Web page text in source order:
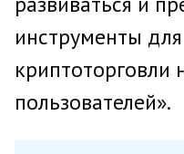
инструменты
криптоторговли
пользователей».